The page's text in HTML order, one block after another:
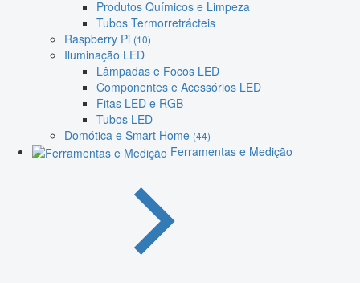
Produtos Químicos e Limpeza
Tubos Termorretrácteis
Raspberry Pi (10)
Iluminação LED
Lâmpadas e Focos LED
Componentes e Acessórios LED
Fitas LED e RGB
Tubos LED
Domótica e Smart Home (44)
Ferramentas e Medição